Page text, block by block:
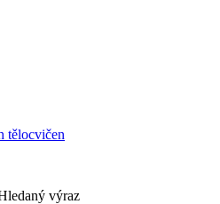
tělocvičen
výraz